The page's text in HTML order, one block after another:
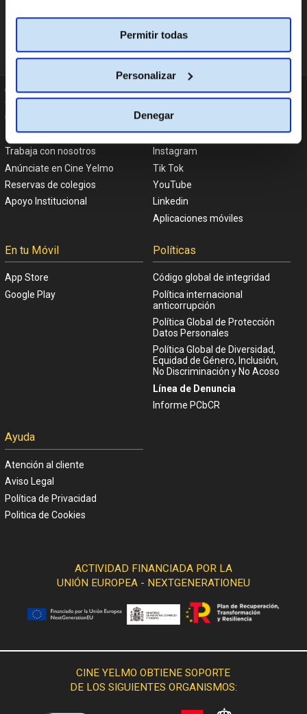
Permitir todas
Personalizar
Denegar
España
Cine Yelmo
Garantía Cine Yelmo
+Que Cine
Trabaja con nosotros
Anúnciate en Cine Yelmo
Reservas de colegios
Apoyo Institucional
En las Redes
Facebook
Twitter
Instagram
Tik Tok
YouTube
Linkedin
Aplicaciones móviles
En tu Móvil
App Store
Google Play
Políticas
Código global de integridad
Política internacional
anticorrupción
Política Global de Protección
Datos Personales
Política Global de Diversidad,
Equidad de Género, Inclusión,
No Discriminación y No Acoso
Línea de Denuncia
Informe PCbCR
Ayuda
Atención al cliente
Aviso Legal
Política de Privacidad
Politica de Cookies
ACTIVIDAD FINANCIADA POR LA
UNIÓN EUROPEA - NEXTGENERATIONEU
CINE YELMO OBTIENE SOPORTE
DE LOS SIGUIENTES ORGANISMOS: